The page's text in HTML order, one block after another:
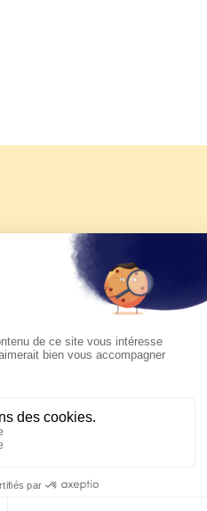
d'été 2026 de KTO
pastorale du pape Léon
à suivre sur KTO le
Uruguay, Argentine et
6 au 17 novembre 2026